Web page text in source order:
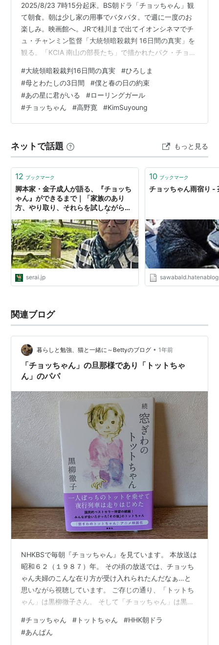
2025/8/23 7時15分起床。BS朝ドラ「チョッちゃん」観
て朝食。朝は少し家の用事でバタバタ。で週に一度のお
楽しみ。映画館へ。JRで桂川まで出てイオンシネマでチ
ュ・チャンミン監督「大統領暗殺裁判 16日間の真実」を
観る。「KCIA 南山の部長たち」で描かれたパク・チョン
ュ。上官の指令により暗殺事件に巻き込まれた中央情報
部長の随行秘書官パク・テジュ。軍人である彼の裁判に
あたって弁護士として選ばれたのは勝つためには手段を
選ばない弁護士チョン・インフ。裁判を裏で操る合同捜
査団長チョン・サンドゥ（チョン・ドゥファンがモデ
#大統領暗殺裁判16日間の真実 #ひろしま
#母とわたしの3日間 #僕と春の日の約束
#あの星に君がいる #ローリングガール
#チョッちゃん #高野寛 #KimSuyoung
ネットで話題 もっと見る
12 ブックマーク
脚本家・金子成人が語る、『チョッち
ゃん』ができるまで｜「家族のあり
方、やり取り、それらを試しながら書
イ.jp｜小学館の雑誌『サライ』公式サ
イト
serai.jp
10 ブックマーク
チョッちゃん雨宿り -
関連ブログ
暮らしと勉強、猫と一緒に～Bettyのブログ • 1年前
「チョッちゃん」の旦那様であり「トットちゃ
ん」のパパ
NHKBSで毎朝『チョッちゃん』を見ています。 本放送は
昭和６２（１９８７）年。 その頃の放送では、チョッち
ゃん夫婦のこんな在り方が受け入れられたんだなぁ…と
思いながら視聴しています。 ご存じの通り、「トットち
ゃん」は黒柳徹子さん。 そして「チョッちゃん」は黒柳
「チョッちゃん」の旦那様であり「トットちゃん」のパ
パです。 天才バイオリニスト…らしいです。 この要が癇
#チョッちゃん # トットちゃん #HHK朝ドラ
#あんぱん